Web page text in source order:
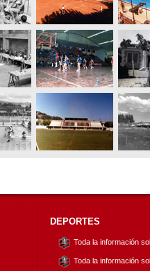
DEPORTES
Toda la información
Toda la información